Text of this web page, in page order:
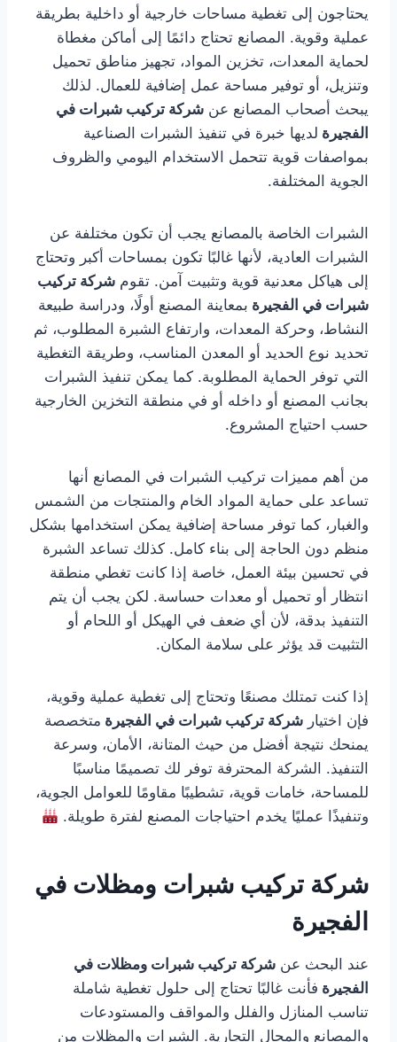
يحتاجون إلى تغطية مساحات خارجية أو داخلية بطريقة
عملية وقوية. المصانع تحتاج دائمًا إلى أماكن مغطاة
لحماية المعدات، تخزين المواد، تجهيز مناطق تحميل
وتنزيل، أو توفير مساحة عمل إضافية للعمال. لذلك
يبحث أصحاب المصانع عن شركة تركيب شبرات في
الفجيرة لديها خبرة في تنفيذ الشبرات الصناعية
بمواصفات قوية تتحمل الاستخدام اليومي والظروف
الجوية المختلفة.
الشبرات الخاصة بالمصانع يجب أن تكون مختلفة عن
الشبرات العادية، لأنها غالبًا تكون بمساحات أكبر وتحتاج
إلى هياكل معدنية قوية وتثبيت آمن. تقوم شركة تركيب
شبرات في الفجيرة بمعاينة المصنع أولًا، ودراسة طبيعة
النشاط، وحركة المعدات، وارتفاع الشبرة المطلوب، ثم
تحديد نوع الحديد أو المعدن المناسب، وطريقة التغطية
التي توفر الحماية المطلوبة. كما يمكن تنفيذ الشبرات
بجانب المصنع أو داخله أو في منطقة التخزين الخارجية
حسب احتياج المشروع.
من أهم مميزات تركيب الشبرات في المصانع أنها
تساعد على حماية المواد الخام والمنتجات من الشمس
والغبار، كما توفر مساحة إضافية يمكن استخدامها بشكل
منظم دون الحاجة إلى بناء كامل. كذلك تساعد الشبرة
في تحسين بيئة العمل، خاصة إذا كانت تغطي منطقة
انتظار أو تحميل أو معدات حساسة. لكن يجب أن يتم
التنفيذ بدقة، لأن أي ضعف في الهيكل أو اللحام أو
التثبيت قد يؤثر على سلامة المكان.
إذا كنت تمتلك مصنعًا وتحتاج إلى تغطية عملية وقوية،
فإن اختيار شركة تركيب شبرات في الفجيرة متخصصة
يمنحك نتيجة أفضل من حيث المتانة، الأمان، وسرعة
التنفيذ. الشركة المحترفة توفر لك تصميمًا مناسبًا
للمساحة، خامات قوية، تشطيبًا مقاومًا للعوامل الجوية،
وتنفيذًا عمليًا يخدم احتياجات المصنع لفترة طويلة.
شركة تركيب شبرات ومظلات في
الفجيرة
عند البحث عن شركة تركيب شبرات ومظلات في
الفجيرة فأنت غالبًا تحتاج إلى حلول تغطية شاملة
تناسب المنازل والفلل والمواقف والمستودعات
والمصانع والمحال التجارية. الشبرات والمظلات من